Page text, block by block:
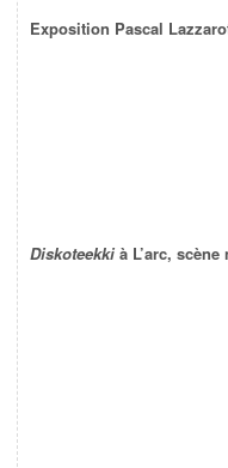
Exposition Pascal
Diskoteekki à L’arc,